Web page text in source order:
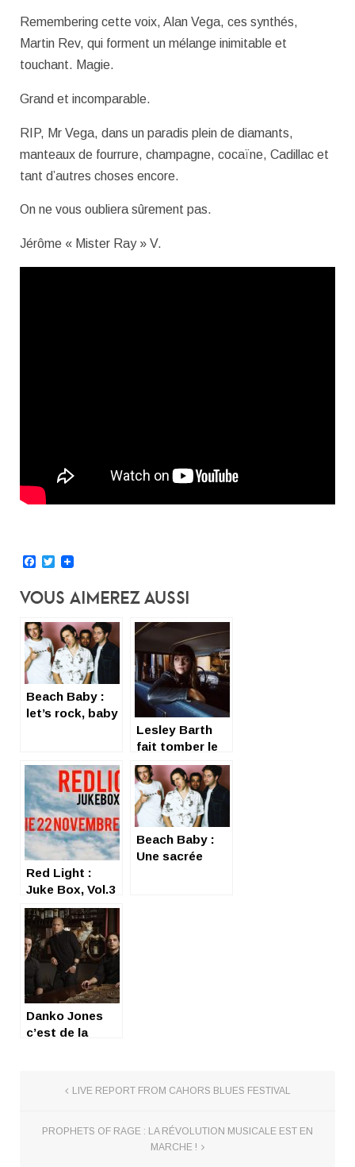
Remembering cette voix, Alan Vega, ces synthés,
Martin Rev, qui forment un mélange inimitable et
touchant. Magie.
Grand et incomparable.
RIP, Mr Vega, dans un paradis plein de diamants,
manteaux de fourrure, champagne, cocaïne, Cadillac et
tant d’autres choses encore.
On ne vous oubliera sûrement pas.
Jérôme « Mister Ray » V.
Facebook
Twitter
Vous Aimerez Aussi
Beach Baby :
let’s rock, baby
Lesley Barth
fait tomber le
masque avec
Big Time Baby
Red Light :
Juke Box, Vol.3
Beach Baby :
Une sacrée
Danko Jones
c’est de la
LIVE REPORT FROM CAHORS BLUES FESTIVAL
PROPHETS OF RAGE : LA RÉVOLUTION MUSICALE EST EN
MARCHE !